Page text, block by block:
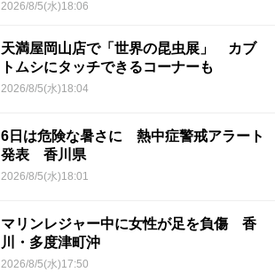
2026/8/5(水)18:06
天満屋岡山店で「世界の昆虫展」 カブ
トムシにタッチできるコーナーも
2026/8/5(水)18:04
6日は危険な暑さに 熱中症警戒アラート
発表 香川県
2026/8/5(水)18:01
マリンレジャー中に女性が足を負傷 香
川・多度津町沖
2026/8/5(水)17:50